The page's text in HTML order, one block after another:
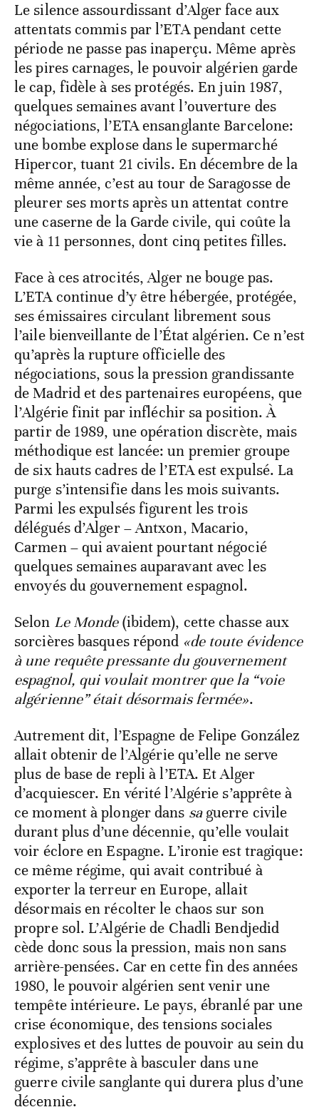
Le silence assourdissant d’Alger face aux
attentats commis par l’ETA pendant cette
période ne passe pas inaperçu. Même après
les pires carnages, le pouvoir algérien garde
le cap, fidèle à ses protégés. En juin 1987,
quelques semaines avant l’ouverture des
négociations, l’ETA ensanglante Barcelone:
une bombe explose dans le supermarché
Hipercor, tuant 21 civils. En décembre de la
même année, c’est au tour de Saragosse de
pleurer ses morts après un attentat contre
une caserne de la Garde civile, qui coûte la
vie à 11 personnes, dont cinq petites filles.
Face à ces atrocités, Alger ne bouge pas.
L’ETA continue d’y être hébergée, protégée,
ses émissaires circulant librement sous
l’aile bienveillante de l’État algérien. Ce n’est
qu’après la rupture officielle des
négociations, sous la pression grandissante
de Madrid et des partenaires européens, que
l’Algérie finit par infléchir sa position. À
partir de 1989, une opération discrète, mais
méthodique est lancée: un premier groupe
de six hauts cadres de l’ETA est expulsé. La
purge s’intensifie dans les mois suivants.
Parmi les expulsés figurent les trois
délégués d’Alger – Antxon, Macario,
Carmen – qui avaient pourtant négocié
quelques semaines auparavant avec les
envoyés du gouvernement espagnol.
Selon Le Monde(ibidem), cette chasse aux
sorcières basques répond «de toute évidence
à une requête pressante du gouvernement
espagnol, qui voulait montrer que la “voie
algérienne” était désormais fermée».
Autrement dit, l’Espagne de Felipe González
allait obtenir de l’Algérie qu’elle ne serve
plus de base de repli à l’ETA. Et Alger
d’acquiescer. En vérité l’Algérie s’apprête à
ce moment à plonger dans saguerre civile
durant plus d’une décennie, qu’elle voulait
voir éclore en Espagne. L’ironie est tragique:
ce même régime, qui avait contribué à
exporter la terreur en Europe, allait
désormais en récolter le chaos sur son
propre sol. L’Algérie de Chadli Bendjedid
cède donc sous la pression, mais non sans
arrière-pensées. Car en cette fin des années
1980, le pouvoir algérien sent venir une
tempête intérieure. Le pays, ébranlé par une
crise économique, des tensions sociales
explosives et des luttes de pouvoir au sein du
régime, s’apprête à basculer dans une
guerre civile sanglante qui durera plus d’une
décennie.